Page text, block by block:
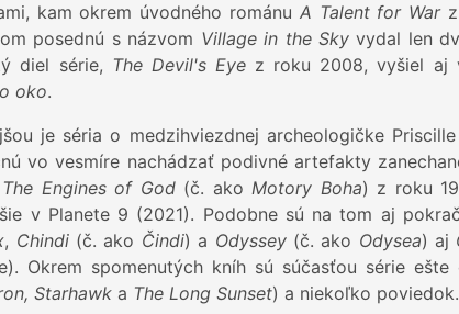
kam okrem úvodného románu A Talent for Warz
posednú s názvom Village in the Skyvydal len
diel série, The Devil's Eyez roku 2008, vyšiel aj
oko.
je séria o medzihviezdnej archeologičke
vo vesmíre nachádzať podivné artefakty
The Engines of God(č. ako Motory Boha) z roku
v Planete 9 (2021). Podobne sú na tom aj
, Chindi(č. ako Čindi) a Odyssey(č. ako Odysea) aj
Okrem spomenutých kníh sú súčasťou série
Starhawk a The Long Sunset) a niekoľko poviedok.